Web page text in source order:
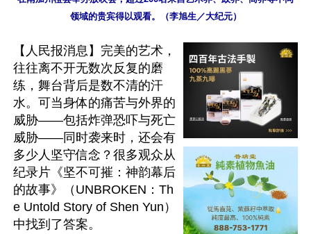
领域的贵宾得以观看。（李旭生／大纪元）
【人民报消息】完美的艺术，
往往离不开无数次反复的磨
练，舞台背后是数不清的汗
水。可当身体的痛苦与外界的
威胁——包括炸弹恐吓与死亡
威胁——同时袭来时，还会有
多少人坚守信念？很多观众从
纪录片《坚不可摧：神韵幕后
的故事》（UNBROKEN：Th
e Untold Story of Shen Yun）
中找到了答案。